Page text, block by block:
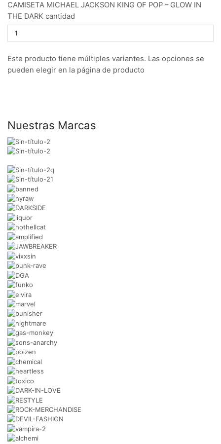
CAMISETA MICHAEL JACKSON KING OF POP – GLOW IN
THE DARK cantidad
Este producto tiene múltiples variantes. Las opciones se
pueden elegir en la página de producto
Nuestras Marcas